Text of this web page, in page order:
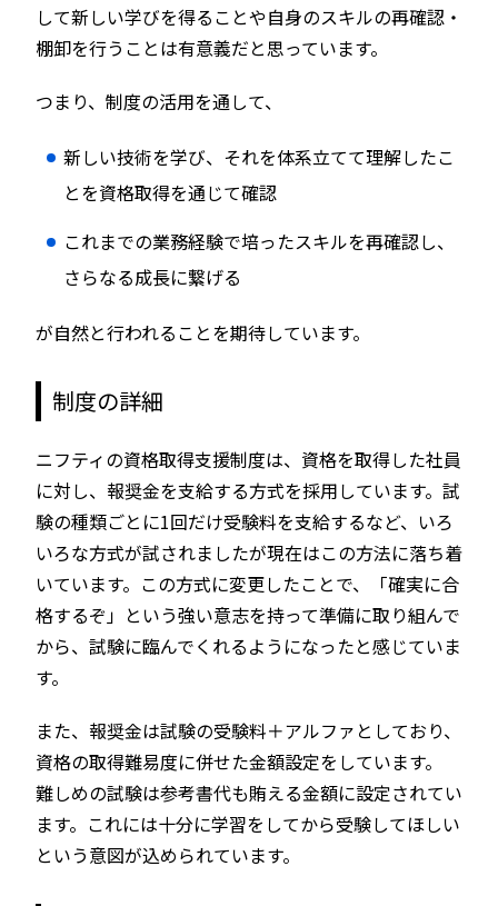
して新しい学びを得ることや自身のスキルの再確認・
棚卸を行うことは有意義だと思っています。
つまり、制度の活用を通して、
新しい技術を学び、それを体系立てて理解したこ
とを資格取得を通じて確認
これまでの業務経験で培ったスキルを再確認し、
さらなる成長に繋げる
が自然と行われることを期待しています。
制度の詳細
ニフティの資格取得支援制度は、資格を取得した社員
に対し、報奨金を支給する方式を採用しています。試
験の種類ごとに1回だけ受験料を支給するなど、いろ
いろな方式が試されましたが現在はこの方法に落ち着
いています。この方式に変更したことで、「確実に合
格するぞ」という強い意志を持って準備に取り組んで
から、試験に臨んでくれるようになったと感じていま
す。
また、報奨金は試験の受験料＋アルファとしており、
資格の取得難易度に併せた金額設定をしています。
難しめの試験は参考書代も賄える金額に設定されてい
ます。これには十分に学習をしてから受験してほしい
という意図が込められています。